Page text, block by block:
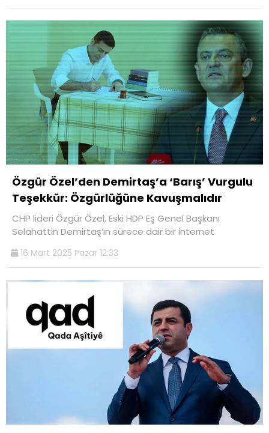
Özgür Özel’den Demirtaş’a ‘Barış’ Vurgulu
Teşekkür: Özgürlüğüne Kavuşmalıdır
CHP lideri Özgür Özel, Eski HDP Eş Genel Başkanı
Selahattin Demirtaş’ın sürece dair bir internet
16 Mart 2025 Pazar 12:33